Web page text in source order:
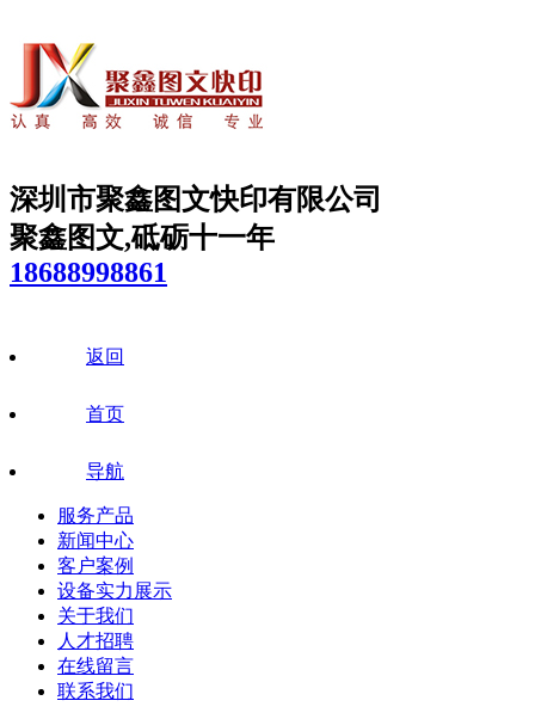
深圳市聚鑫图文快印有限公司
聚鑫图文,砥砺十一年
18688998861
返回
首页
导航
服务产品
新闻中心
客户案例
设备实力展示
关于我们
人才招聘
在线留言
联系我们